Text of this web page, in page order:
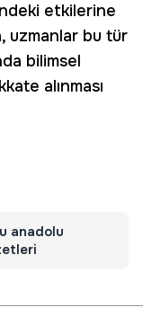
etkilerine
uzmanlar bu tür
bilimsel
alınması
anadolu